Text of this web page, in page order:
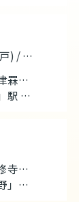
2LDK＋1S(納戸) / 91.30㎡
京都府京都市右京区梅津罧原町
阪急嵐山線「松尾大社」駅 徒歩9分
京都府京都市山科区勧修寺福岡町
京都地下鉄東西線「小野」駅 徒歩11分